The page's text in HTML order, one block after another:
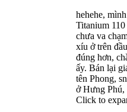
hehehe,
Titanium
chưa va
xíu ở trên
đúng hơn,
ấy. Bán lại
tên Phong,
ở Hưng Phú,
Click to